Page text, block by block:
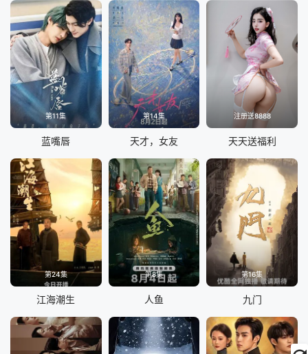
第11集
蓝嘴唇
第14集
天才，女友
注册送8888
天天送福利
第24集
江海潮生
第8集
人鱼
第16集
九门